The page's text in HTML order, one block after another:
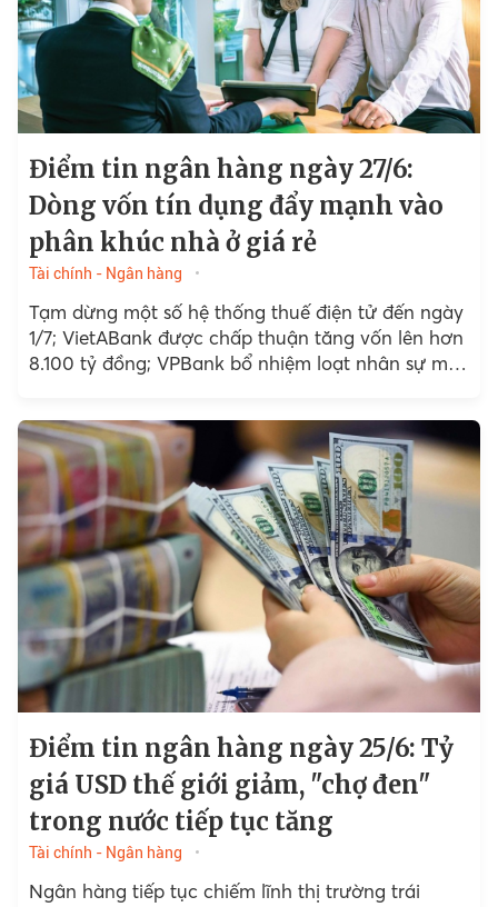
Điểm tin ngân hàng ngày 27/6:
Dòng vốn tín dụng đẩy mạnh vào
phân khúc nhà ở giá rẻ
Tài chính - Ngân hàng
Tạm dừng một số hệ thống thuế điện tử đến ngày
1/7; VietABank được chấp thuận tăng vốn lên hơn
8.100 tỷ đồng; VPBank bổ nhiệm loạt nhân sự mới
Điểm tin ngân hàng ngày 25/6: Tỷ
giá USD thế giới giảm, "chợ đen"
trong nước tiếp tục tăng
Tài chính - Ngân hàng
Ngân hàng tiếp tục chiếm lĩnh thị trường trái